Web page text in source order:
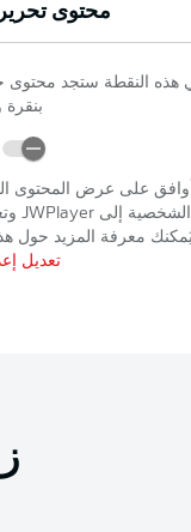
محتوى
هذه النقطة ستجد محتوى
على عرض المحتوى
الشخصية إلى JWPlayer
معرفة المزيد حول
تعديل